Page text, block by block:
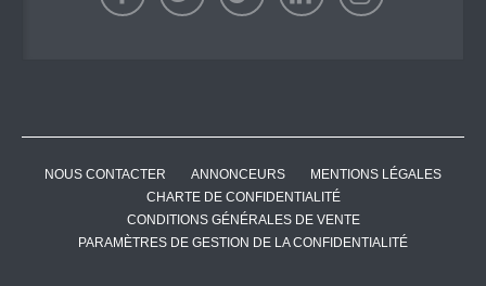
NOUS CONTACTER ANNONCEURS
MENTIONS LÉGALES
CHARTE DE CONFIDENTIALITÉ
CONDITIONS GÉNÉRALES DE VENTE
PARAMÈTRES DE GESTION DE LA CONFIDENTIALITÉ